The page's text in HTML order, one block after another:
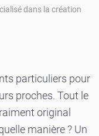
dans la création
particuliers pour
proches. Tout le
original
manière ? Un